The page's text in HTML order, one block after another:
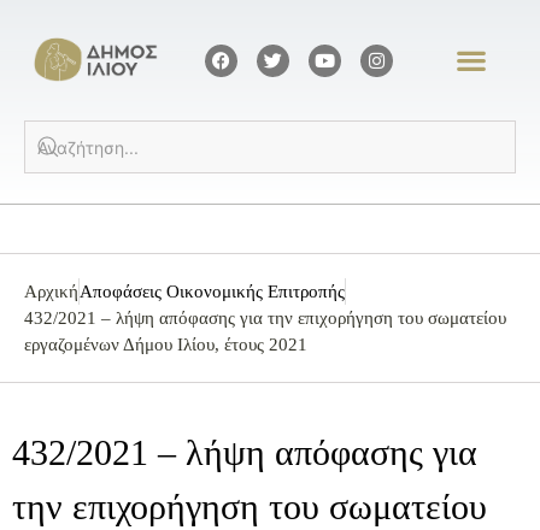
ΑρχικήΑποφάσεις Οικονομικής Επιτροπής
432/2021 – λήψη απόφασης για την επιχορήγηση του σωματείου
εργαζομένων Δήμου Ιλίου, έτους 2021
432/2021 – λήψη απόφασης για
την επιχορήγηση του σωματείου